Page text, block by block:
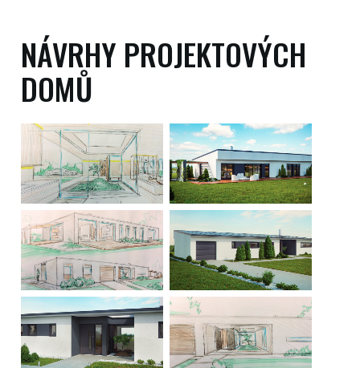
NÁVRHY PROJEKTOVÝCH
DOMŮ